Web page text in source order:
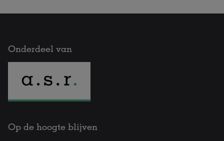
Onderdeel van
Op de hoogte blijven